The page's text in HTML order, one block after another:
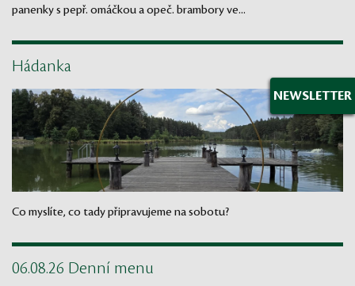
panenky s pepř. omáčkou a opeč. brambory ve...
Hádanka
Co myslíte, co tady připravujeme na sobotu?
06.08.26 Denní menu
NEWSLETTER